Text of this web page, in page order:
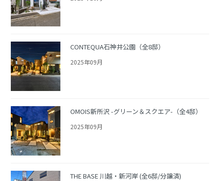
CONTEQUA石神井公園（全8邸）
2025年09月
OMOIS新所沢 -グリーン＆スクエア-（全4邸）
2025年09月
THE BASE 川越・新河岸 (全6邸/分譲済)